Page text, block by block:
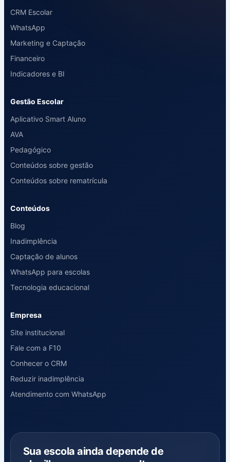
CRM Escolar
WhatsApp
Marketing e Captação
Financeiro
Indicadores e BI
Gestão Escolar
Aplicativo Smart Aluno
AVA
Pedagógico
Conteúdos sobre gestão
Conteúdos sobre rematrícula
Conteúdos
Blog
Inadimplência
Captação de alunos
WhatsApp para escolas
Tecnologia educacional
Empresa
Site institucional
Fale com a F10
Conhecer o CRM
Reduzir inadimplência
Atendimento com WhatsApp
Sua escola ainda depende de